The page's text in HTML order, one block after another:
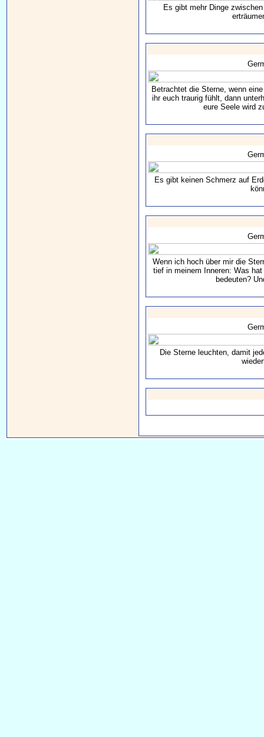
Es gibt mehr Dinge
Betrachtet die Sterne, wenn
ihr euch traurig fühlt, dann
eure Seele wird
Es gibt keinen Schmerz auf
Wenn ich hoch über mir die
tief in meinem Inneren: Was
bedeuten?
Die Sterne leuchten, damit